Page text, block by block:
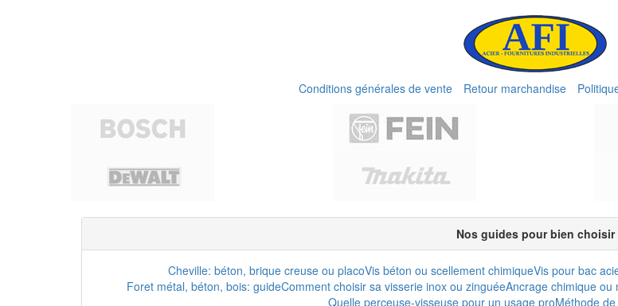
Conditions générales de vente Retour marchandise
Nos guides pour bien choisir
Cheville: béton, brique creuse ou placoVis béton ou scellement chimiqueVis pour bac
Foret métal, béton, bois: guideComment choisir sa visserie inox ou zinguéeAncrage chimique ou
Quelle perceuse-visseuse pour un usage proMéthode